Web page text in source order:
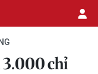
3.000 chỉ